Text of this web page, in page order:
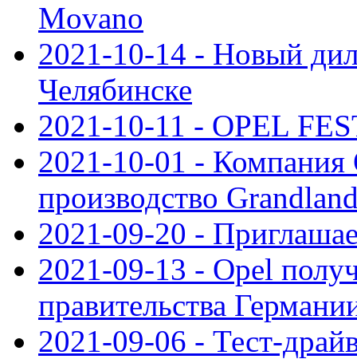
Movano
2021-10-14 - Новый
Челябинске
2021-10-11 - OPEL
2021-10-01 - Компания
производство
2021-09-20 -
2021-09-13 - Opel
правительства
2021-09-06 - Тест-